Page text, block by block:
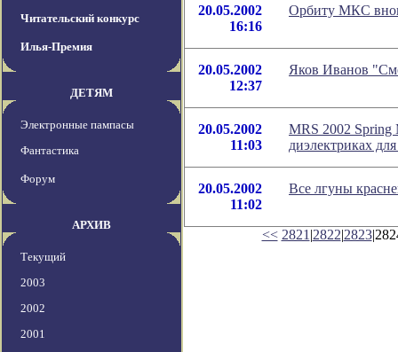
Читательский конкурс
Илья-Премия
ДЕТЯМ
Электронные пампасы
Фантастика
Форум
АРХИВ
Текущий
2003
2002
2001
20.05.2002
16:16
Орбиту МКС
20.05.2002
12:37
Яков Иванов
20.05.2002
11:03
MRS 2002 Spring
диэлектриках
20.05.2002
11:02
Все лгуны
<< 2821 |2822|2823